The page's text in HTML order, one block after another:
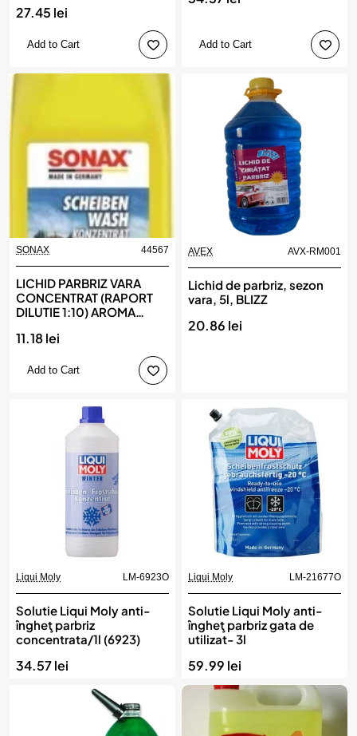
27.45 lei
Add to Cart Add to Cart
New
SONAX 44567
LICHID PARBRIZ VARA
CONCENTRAT (RAPORT
DILUTIE 1:10) AROMA
11.18 lei
Add to Cart
AVEX AVX-RM001
Lichid de parbriz, sezon
vara, 5l, BLIZZ
20.86 lei
Liqui Moly LM-6923O
Solutie Liqui Moly anti-
îngheţ parbriz
concentrata/1l (6923)
34.57 lei
Liqui Moly LM-21677O
Solutie Liqui Moly anti-
îngheţ parbriz gata de
utilizat- 3l
59.99 lei